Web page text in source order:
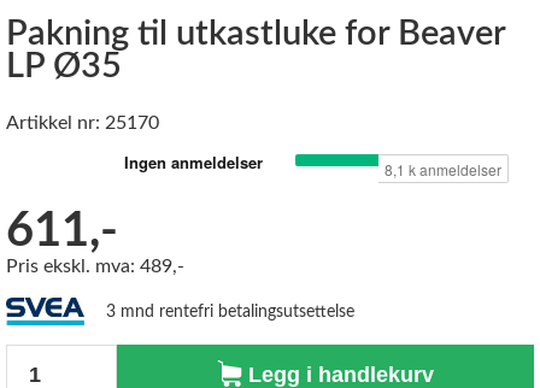
Pakning til utkastluke for Beaver
LP Ø35
Artikkel nr: 25170
611,-
Pris ekskl. mva: 489,-
3 mnd rentefri betalingsutsettelse
Legg i handlekurv